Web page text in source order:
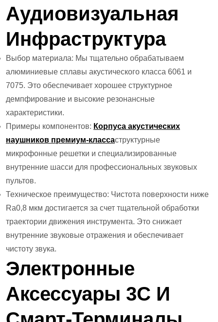
Аудиовизуальная
Инфраструктура
Выбор материала: Мы тщательно обрабатываем
алюминиевые сплавы акустического класса 6061 и
7075. Это обеспечивает хорошее структурное
демпфирование и высокие резонансные
характеристики.
Примеры компонентов: Корпуса акустических
наушников премиум-классаструктурные
микрофонные решетки и специализированные
внутренние шасси для профессиональных звуковых
пультов.
Техническое преимущество: Чистота поверхности ниже
Ra0,8 мкм достигается за счет тщательной обработки
траектории движения инструмента. Это снижает
внутренние звуковые отражения и обеспечивает
чистоту звука.
Электронные
Аксессуары 3C И